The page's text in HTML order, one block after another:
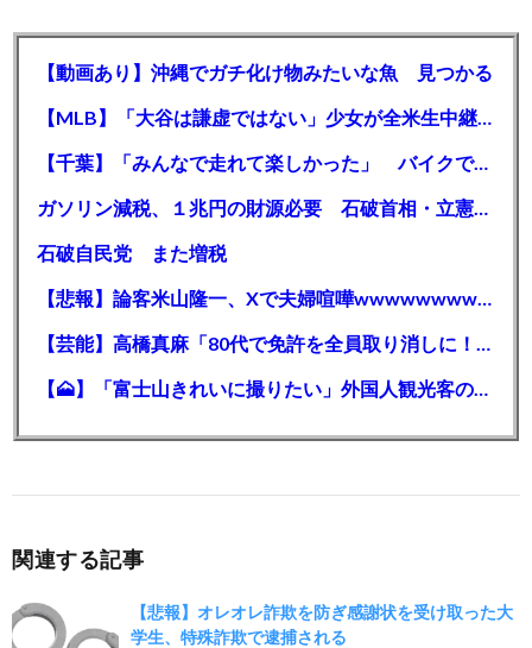
【動画あり】沖縄でガチ化け物みたいな魚 見つかる
【MLB】「大谷は謙虚ではない」少女が全米生中継で突然の大谷翔平批判 サイン無視された過去明かす
【千葉】「みんなで走れて楽しかった」 バイクでバースデー集団暴走 男女５７人を書類送検 SNSで参加者募る
ガソリン減税、１兆円の財源必要 石破首相・立憲野田氏「財源は死に物狂いで確保しなければならない」「本当に死に物狂いで」
石破自民党 また増税
【悲報】論客米山隆一、Xで夫婦喧嘩wwwwwwwwwwww
【芸能】高橋真麻「80代で免許を全員取り消しに！」 高齢ドライバーの事故問題で、高齢者の運転免許取り消し法を提案
【🗻】「富士山きれいに撮りたい」外国人観光客のレンタカー事故が急増…「ハンドルが逆で慣れず」、道の狭さも
関連する記事
【悲報】オレオレ詐欺を防ぎ感謝状を受け取った大
学生、特殊詐欺で逮捕される